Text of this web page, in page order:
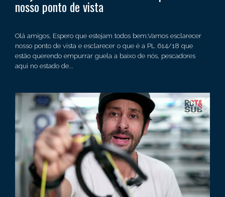
nosso ponto de vista
Olá amigos, Espero que estejam todos bem.Vamos esclarecer
nosso ponto de vista e esclarecer o que é a PL 614/18 que
estão querendo empurrar guela a baixo de nós, pescadores
aqui no estado de...